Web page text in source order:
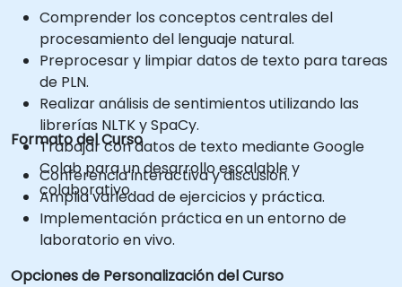
Comprender los conceptos centrales del
procesamiento del lenguaje natural.
Preprocesar y limpiar datos de texto para tareas
de PLN.
Realizar análisis de sentimientos utilizando las
librerías NLTK y SpaCy.
Trabajar con datos de texto mediante Google
Colab para un desarrollo escalable y
colaborativo.
Formato del Curso
Conferencia interactiva y discusión.
Amplia variedad de ejercicios y práctica.
Implementación práctica en un entorno de
laboratorio en vivo.
Opciones de Personalización del Curso